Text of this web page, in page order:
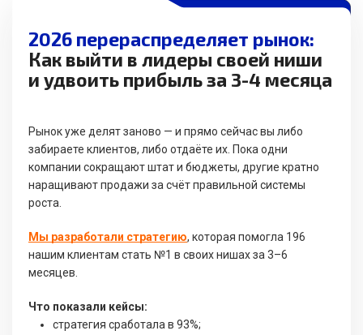
2026 перераспределяет рынок:
Как выйти в лидеры своей ниши
и удвоить прибыль за 3-4 месяца
Рынок уже делят заново — и прямо сейчас вы либо
забираете клиентов, либо отдаёте их. Пока одни
компании сокращают штат и бюджеты, другие кратно
наращивают продажи за счёт правильной системы
роста.
Мы разработали стратегию, которая помогла 196
нашим клиентам стать №1 в своих нишах за 3–6
месяцев.
Что показали кейсы:
стратегия сработала в 93%;